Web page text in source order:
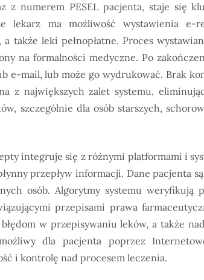
z numerem PESEL pacjenta, staje się
lekarz ma możliwość wystawienia
a także leki pełnopłatne. Proces
na formalności medyczne. Po
e-mail, lub może go wydrukować. Brak
z największych zalet systemu,
szczególnie dla osób starszych,
integruje się z różnymi platformami i
przepływ informacji. Dane pacjenta
osób. Algorytmy systemu weryfikują
przepisami prawa
w przepisywaniu leków, a także
dla pacjenta poprzez
i kontrolę nad procesem leczenia.